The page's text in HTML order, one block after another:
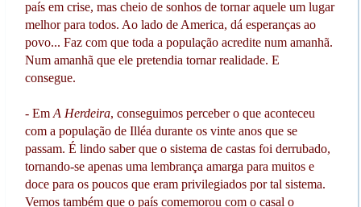
país em crise, mas cheio de sonhos de tornar aquele um lugar
melhor para todos. Ao lado de America, dá esperanças ao
povo... Faz com que toda a população acredite num amanhã.
Num amanhã que ele pretendia tornar realidade. E
consegue.
- Em A Herdeira, conseguimos perceber o que aconteceu
com a população de Illéa durante os vinte anos que se
passam. É lindo saber que o sistema de castas foi derrubado,
tornando-se apenas uma lembrança amarga para muitos e
doce para os poucos que eram privilegiados por tal sistema.
Vemos também que o país comemorou com o casal o